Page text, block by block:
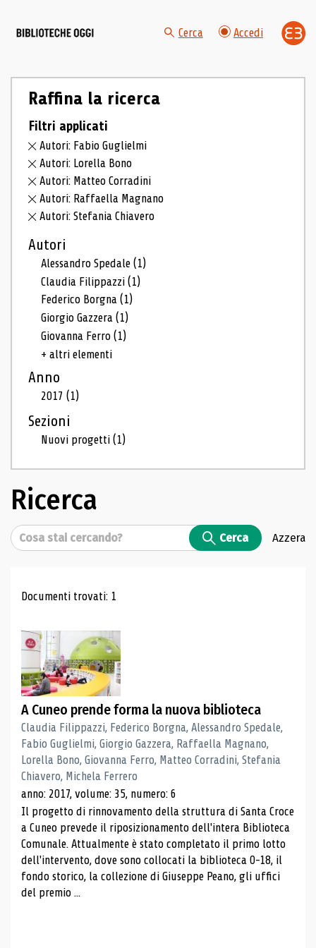
Cerca Accedi
Raffina la ricerca
Filtri applicati
Autori: Fabio Guglielmi
Autori: Lorella Bono
Autori: Matteo Corradini
Autori: Raffaella Magnano
Autori: Stefania Chiavero
Autori
Alessandro Spedale(1)
Claudia Filippazzi(1)
Federico Borgna(1)
Giorgio Gazzera(1)
Giovanna Ferro(1)
+ altri elementi
Anno
2017(1)
Sezioni
Nuovi progetti(1)
Ricerca
Cerca Cerca Azzera
Risultati di ricerca
Documenti trovati: 1
A Cuneo prende forma la nuova biblioteca
Claudia Filippazzi, Federico Borgna, Alessandro Spedale,
Fabio Guglielmi, Giorgio Gazzera, Raffaella Magnano,
Lorella Bono, Giovanna Ferro, Matteo Corradini, Stefania
Chiavero, Michela Ferrero
anno: 2017, volume: 35, numero: 6
Il progetto di rinnovamento della struttura di Santa Croce
a Cuneo prevede il riposizionamento dell'intera Biblioteca
Comunale. Attualmente è stato completato il primo lotto
dell'intervento, dove sono collocati la biblioteca 0-18, il
fondo storico, la collezione di Giuseppe Peano, gli uffici
del premio ...